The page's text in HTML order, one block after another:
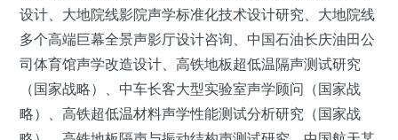
设计、大地院线影院声学标准化技术设计研究、大地院线
多个高端巨幕全景声影厅设计咨询、中国石油长庆油田公
司体育馆声学改造设计、高铁地板超低温隔声测试研究
（国家战略）、中车长客大型实验室声学顾问（国家战
略）、高铁超低温材料声学性能测试分析研究（国家战